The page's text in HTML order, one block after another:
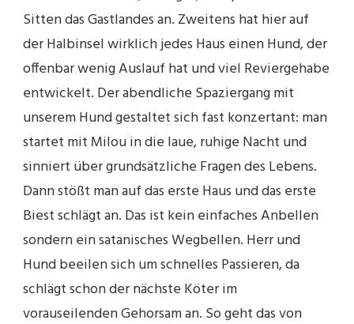
Sitten das Gastlandes an. Zweitens hat hier auf
der Halbinsel wirklich jedes Haus einen Hund, der
offenbar wenig Auslauf hat und viel Reviergehabe
entwickelt. Der abendliche Spaziergang mit
unserem Hund gestaltet sich fast konzertant: man
startet mit Milou in die laue, ruhige Nacht und
sinniert über grundsätzliche Fragen des Lebens.
Dann stößt man auf das erste Haus und das erste
Biest schlägt an. Das ist kein einfaches Anbellen
sondern ein satanisches Wegbellen. Herr und
Hund beeilen sich um schnelles Passieren, da
schlägt schon der nächste Köter im
vorauseilenden Gehorsam an. So geht das von